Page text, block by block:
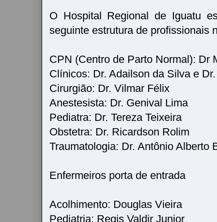
O Hospital Regional de Iguatu
seguinte estrutura de profissionais
CPN (Centro de Parto Normal): Dr
Clínicos: Dr. Adailson da Silva e
Cirurgião: Dr. Vilmar Félix
Anestesista: Dr. Genival Lima
Pediatra: Dr. Tereza Teixeira
Obstetra: Dr. Ricardson Rolim
Traumatologia: Dr. Antônio Alberto
Enfermeiros porta de entrada
Acolhimento: Douglas Vieira
Pediatria: Regis Valdir Junior